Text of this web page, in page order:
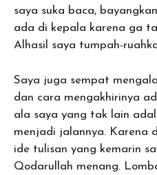
saya suka baca,
ada di kepala karena ga
Alhasil saya tumpah-
Saya juga sempat
dan cara mengakhirinya
ala saya yang tak lain
menjadi jalannya. Karena
ide tulisan yang kemarin
Qodarullah menang.